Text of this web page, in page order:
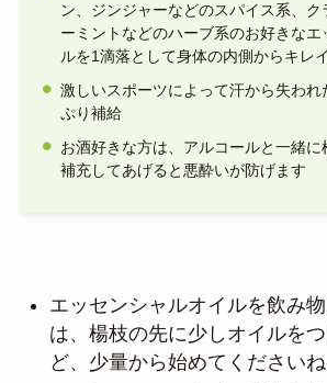
ン、ジンジャーなどのスパイス系、
ーミントなどのハーブ系のお好きなエ
ルを1滴落として身体の内側からキレ
激しいスポーツによって汗から失われ
ぷり補給
お酒好きな方は、アルコールと一緒に
補充してあげると悪酔いが防げます
エッセンシャルオイルを飲み
は、楊枝の先に少しオイルを
ど、少量から始めてくださいね